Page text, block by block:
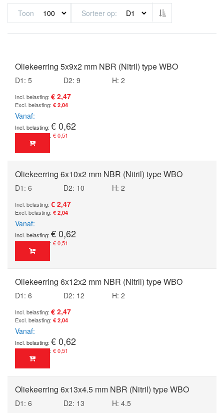
Toon Sorteer op Van hoog naar
Oliekeerring 5x9x2 mm NBR (Nitril) type WBO
D1: 5 D2: 9
H: 2
€ 2,47
€ 2,04
Vanaf
€ 0,62
€ 0,51
Oliekeerring 6x10x2 mm NBR (Nitril) type WBO
D1: 6 D2: 10
H: 2
€ 2,47
€ 2,04
Vanaf
€ 0,62
€ 0,51
Oliekeerring 6x12x2 mm NBR (Nitril) type WBO
D1: 6 D2: 12
H: 2
€ 2,47
€ 2,04
Vanaf
€ 0,62
€ 0,51
Oliekeerring 6x13x4.5 mm NBR (Nitril) type WBO
D1: 6 D2: 13 H: 4.5